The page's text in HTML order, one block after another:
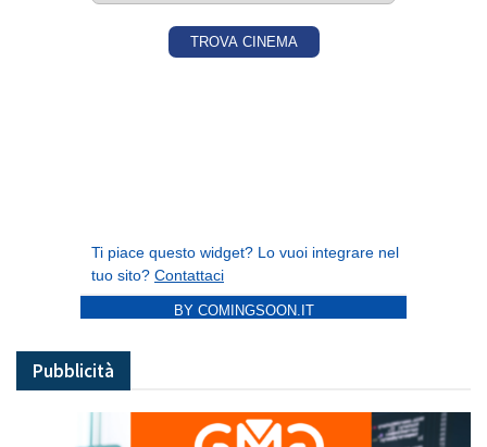
BY COMINGSOON.IT
Pubblicità